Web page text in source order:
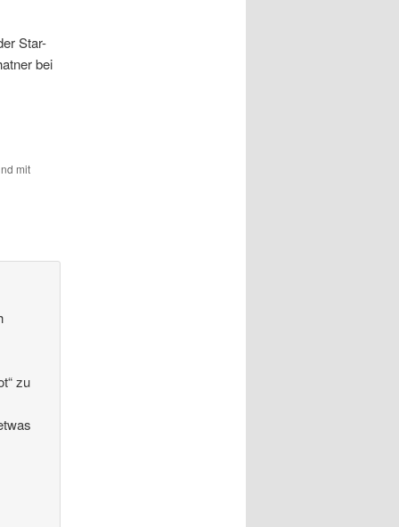
Star-
bei
mit
zu